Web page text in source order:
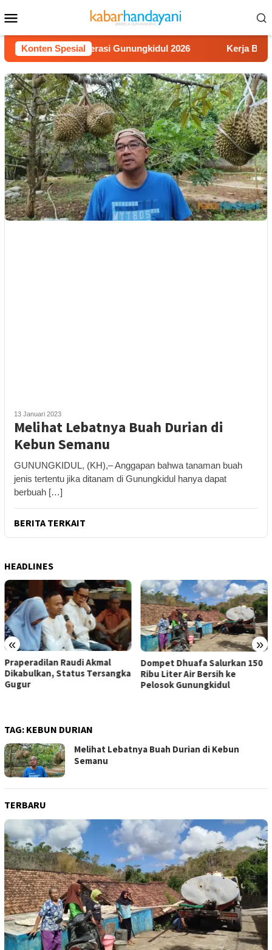
ke
kontenMobile
Konten Spesial
Video Literasi Gunungkidul 2026 Kerja Buruh
13 Januari 2023
Melihat Lebatnya Buah Durian di
Kebun Semanu
GUNUNGKIDUL, (KH),– Anggapan bahwa tanaman buah
jenis tertentu jika ditanam di Gunungkidul hanya dapat
berbuah […]
BERITA TERKAIT
HEADLINES
« »
Praperadilan Raudi Akmal
Dikabulkan, Status Tersangka
Gugur
Dompet Dhuafa Salurkan 150
Ribu Liter Air Bersih ke
Pelosok Gunungkidul
TAG: KEBUN DURIAN
Melihat Lebatnya Buah Durian di Kebun
Semanu
TERBARU